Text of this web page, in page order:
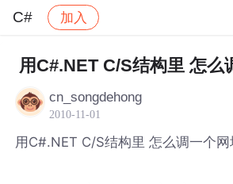
C# 加入
社区 C# 帖子详情
用C#.NET C/S结构里 怎么
cn_songdehong
2010-11-01
用C#.NET C/S结构里 怎么调一个网